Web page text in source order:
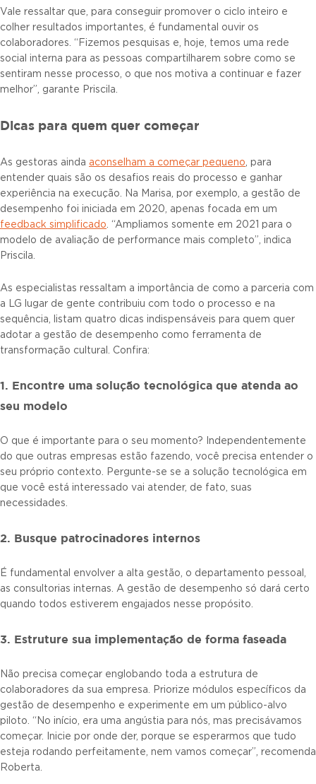
Vale ressaltar que, para conseguir promover o ciclo inteiro e
colher resultados importantes, é fundamental ouvir os
colaboradores. “Fizemos pesquisas e, hoje, temos uma rede
social interna para as pessoas compartilharem sobre como se
sentiram nesse processo, o que nos motiva a continuar e fazer
melhor”, garante Priscila.
Dicas para quem quer começar
As gestoras ainda aconselham a começar pequeno , para
entender quais são os desafios reais do processo e ganhar
experiência na execução. Na Marisa, por exemplo, a gestão de
desempenho foi iniciada em 2020, apenas focada em um
feedback simplificado . “Ampliamos somente em 2021 para o
modelo de avaliação de performance mais completo”, indica
Priscila.
As especialistas ressaltam a importância de como a parceria com
a LG lugar de gente contribuiu com todo o processo e na
sequência, listam quatro dicas indispensáveis para quem quer
adotar a gestão de desempenho como ferramenta de
transformação cultural. Confira:
1. Encontre uma solução tecnológica que atenda ao
seu modelo
O que é importante para o seu momento? Independentemente
do que outras empresas estão fazendo, você precisa entender o
seu próprio contexto. Pergunte-se se a solução tecnológica em
que você está interessado vai atender, de fato, suas
necessidades.
2. Busque patrocinadores internos
É fundamental envolver a alta gestão, o departamento pessoal,
as consultorias internas. A gestão de desempenho só dará certo
quando todos estiverem engajados nesse propósito.
3. Estruture sua implementação de forma faseada
Não precisa começar englobando toda a estrutura de
colaboradores da sua empresa. Priorize módulos específicos da
gestão de desempenho e experimente em um público-alvo
piloto. “No início, era uma angústia para nós, mas precisávamos
começar. Inicie por onde der, porque se esperarmos que tudo
esteja rodando perfeitamente, nem vamos começar”, recomenda
Roberta.